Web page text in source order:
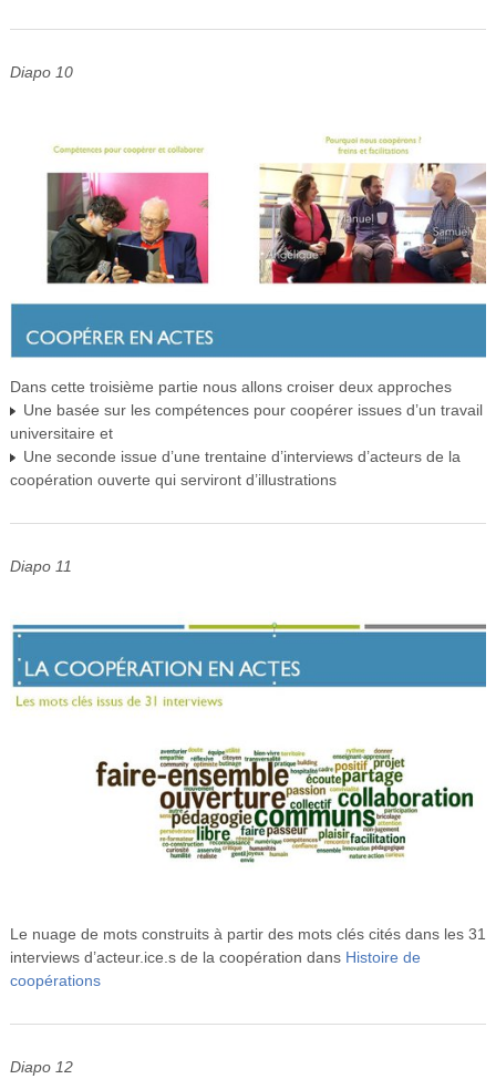
Diapo 10
Dans cette troisième partie nous allons croiser deux approches
Une basée sur les compétences pour coopérer issues d’un travail
universitaire et
Une seconde issue d’une trentaine d’interviews d’acteurs de la
coopération ouverte qui serviront d’illustrations
Diapo 11
Le nuage de mots construits à partir des mots clés cités dans les 31
interviews d’acteur.ice.s de la coopération dans Histoire de
coopérations
Diapo 12